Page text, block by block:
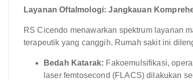
Layanan Oftalmologi: Jangkauan
RS Cicendo menawarkan spektrum layanan
terapeutik yang canggih. Rumah sakit ini
Bedah Katarak: Fakoemulsifikasi,
laser femtosecond (FLACS) dilakukan